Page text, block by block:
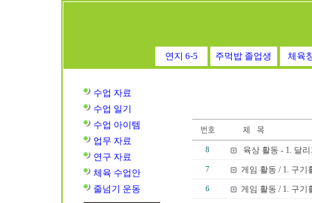
연지 6-5 주먹밥 졸업생 체육
수업 자료
수업 일기
수업 아이템
업무 자료
연구 자료
체육 수업안
줄넘기 운동
8 육상 활동 - 1. 달
7 게임 활동 / 1. 구기
6 게임 활동 / 1. 구기